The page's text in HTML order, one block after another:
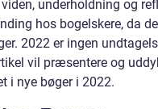
underholdning og
hos bogelskere, da
2022 er ingen
vil præsentere og
i nye bøger i 2022.